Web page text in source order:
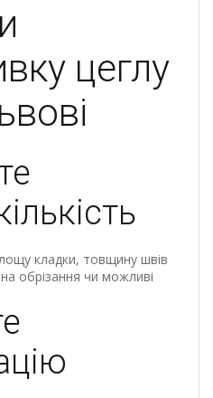
цеглу
кладки, товщину швів
обрізання чи можливі